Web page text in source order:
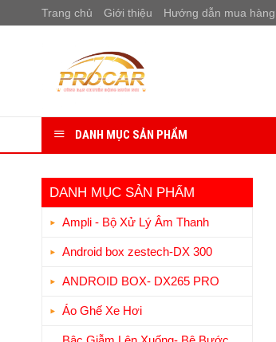
qua
Trang chủ Giới thiệu Hướng dẫn mua hàng
DANH MỤC SẢN PHẨM
DANH MỤC SẢN PHẨM
Ampli - Bộ Xử Lý Âm Thanh
Android box zestech-DX 300
ANDROID BOX- DX265 PRO
Áo Ghế Xe Hơi